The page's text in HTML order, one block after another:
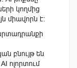
կողմից
միավորն է։
բնույթ են
ոլորտում